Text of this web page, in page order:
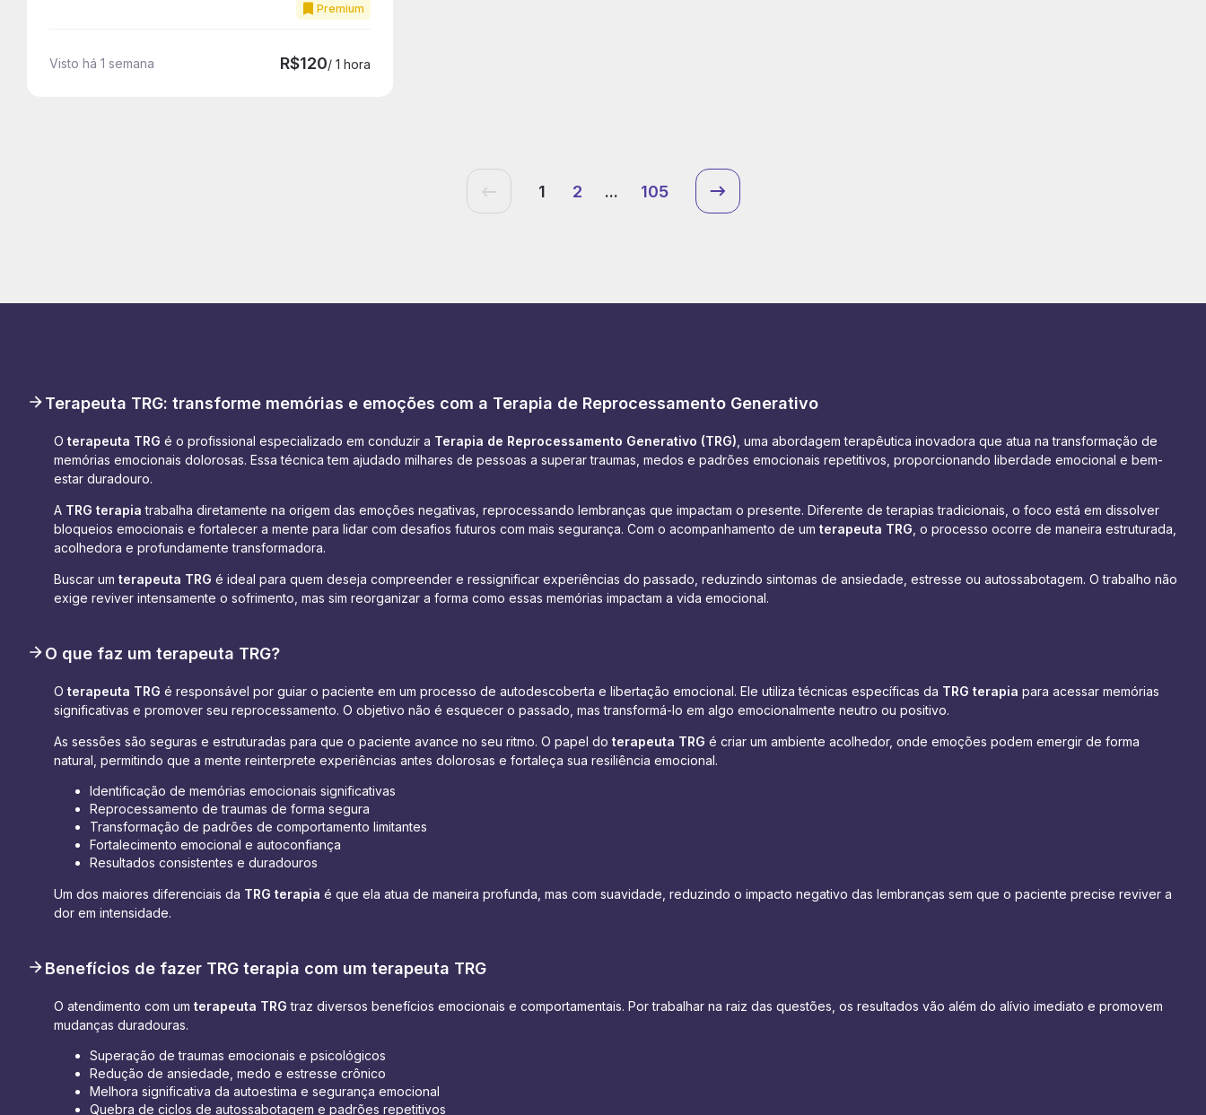
Premium
Visto há 1 semana R$120/ 1 hora
1 2 ... 105
Terapeuta TRG: transforme memórias e emoções com a Terapia de Reprocessamento Generativo
O terapeuta TRG é o profissional especializado em conduzir a Terapia de Reprocessamento Generativo (TRG) , uma abordagem terapêutica inovadora que atua na transformação de
memórias emocionais dolorosas. Essa técnica tem ajudado milhares de pessoas a superar traumas, medos e padrões emocionais repetitivos, proporcionando liberdade emocional e bem-
estar duradouro.
A TRG terapia trabalha diretamente na origem das emoções negativas, reprocessando lembranças que impactam o presente. Diferente de terapias tradicionais, o foco está em dissolver
bloqueios emocionais e fortalecer a mente para lidar com desafios futuros com mais segurança. Com o acompanhamento de um terapeuta TRG , o processo ocorre de maneira estruturada,
acolhedora e profundamente transformadora.
Buscar um terapeuta TRG é ideal para quem deseja compreender e ressignificar experiências do passado, reduzindo sintomas de ansiedade, estresse ou autossabotagem. O trabalho não
exige reviver intensamente o sofrimento, mas sim reorganizar a forma como essas memórias impactam a vida emocional.
O que faz um terapeuta TRG?
O terapeuta TRG é responsável por guiar o paciente em um processo de autodescoberta e libertação emocional. Ele utiliza técnicas específicas da TRG terapia para acessar memórias
significativas e promover seu reprocessamento. O objetivo não é esquecer o passado, mas transformá-lo em algo emocionalmente neutro ou positivo.
As sessões são seguras e estruturadas para que o paciente avance no seu ritmo. O papel do terapeuta TRG é criar um ambiente acolhedor, onde emoções podem emergir de forma
natural, permitindo que a mente reinterprete experiências antes dolorosas e fortaleça sua resiliência emocional.
Identificação de memórias emocionais significativas
Reprocessamento de traumas de forma segura
Transformação de padrões de comportamento limitantes
Fortalecimento emocional e autoconfiança
Resultados consistentes e duradouros
Um dos maiores diferenciais da TRG terapia é que ela atua de maneira profunda, mas com suavidade, reduzindo o impacto negativo das lembranças sem que o paciente precise reviver a
dor em intensidade.
Benefícios de fazer TRG terapia com um terapeuta TRG
O atendimento com um terapeuta TRG traz diversos benefícios emocionais e comportamentais. Por trabalhar na raiz das questões, os resultados vão além do alívio imediato e promovem
mudanças duradouras.
Superação de traumas emocionais e psicológicos
Redução de ansiedade, medo e estresse crônico
Melhora significativa da autoestima e segurança emocional
Quebra de ciclos de autossabotagem e padrões repetitivos